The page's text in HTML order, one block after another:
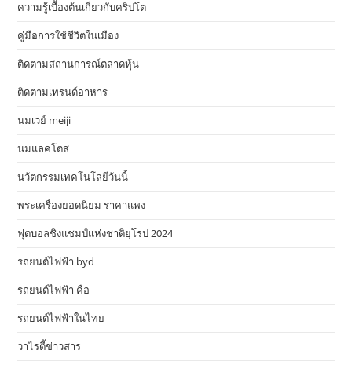
ความรู้เบื้องต้นเกี่ยวกับคริปโต
คู่มือการใช้ชีวิตในเมือง
ติดตามสถานการณ์ตลาดหุ้น
ติดตามเทรนด์อาหาร
นมเวย์ meiji
นมแลคโตส
นวัตกรรมเทคโนโลยีวันนี้
พระเครื่องยอดนิยม ราคาแพง
ฟุตบอลชิงแชมป์แห่งชาติยุโรป 2024
รถยนต์ไฟฟ้า byd
รถยนต์ไฟฟ้า คือ
รถยนต์ไฟฟ้าในไทย
วาไรตี้ข่าวสาร